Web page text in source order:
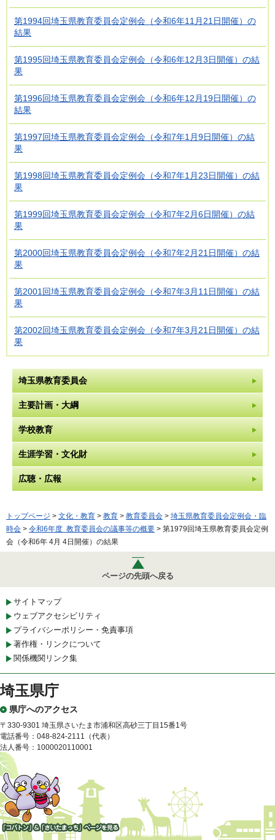
第1994回埼玉県教育委員会定例会（令和6年11月21日開催）の
結果
第1995回埼玉県教育委員会定例会（令和6年12月3日開催）の結
果
第1996回埼玉県教育委員会定例会（令和6年12月19日開催）の
結果
第1997回埼玉県教育委員会定例会（令和7年1月9日開催）の結
果
第1998回埼玉県教育委員会定例会（令和7年1月23日開催）の結
果
第1999回埼玉県教育委員会定例会（令和7年2月6日開催）の結
果
第2000回埼玉県教育委員会定例会（令和7年2月21日開催）の結
果
第2001回埼玉県教育委員会定例会（令和7年3月11日開催）の結
果
第2002回埼玉県教育委員会定例会（令和7年3月21日開催）の結
果
埼玉県教育委員会
主要計画・大綱
学校教育
生涯学習・文化財
広聴・広報
トップページ > 文化・教育 > 教育 > 教育委員会 > 埼玉県教育委員会定例会・臨
時会 > 令和6年度 教育委員会の議事等の概要 > 第1979回埼玉県教育委員会定例
会（令和6年 4月 4日開催）の結果
ページの先頭へ戻る
サイトマップ
ウェブアクセシビリティ
プライバシーポリシー・免責事項
著作権・リンクについて
関係機関リンク集
埼玉県庁
県庁へのアクセス
〒330-9301 埼玉県さいたま市浦和区高砂三丁目15番1号
電話番号：048-824-2111（代表）
法人番号：1000020110001
「コバトン」&「さいたまっ